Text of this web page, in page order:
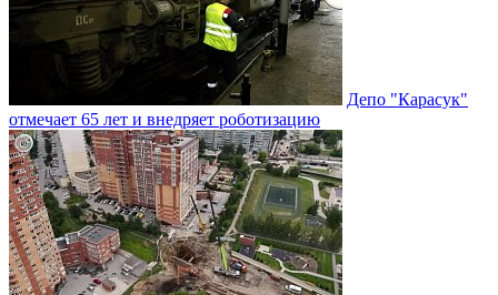
Депо "Карасук"
отмечает 65 лет и внедряет роботизацию